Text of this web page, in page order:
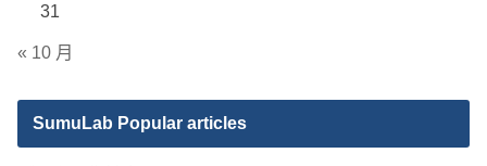
31
« 10 月
SumuLab Popular articles